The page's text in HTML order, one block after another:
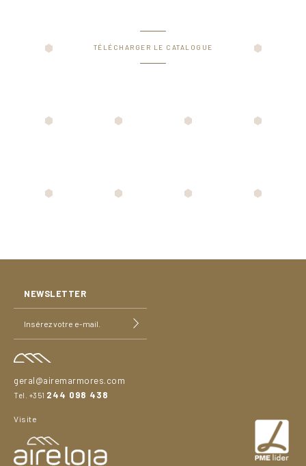
TÉLÉCHARGER LE CATALOGUE
NEWSLETTER
geral@airemarmores.com
Tel. +351 244 098 438
Visite